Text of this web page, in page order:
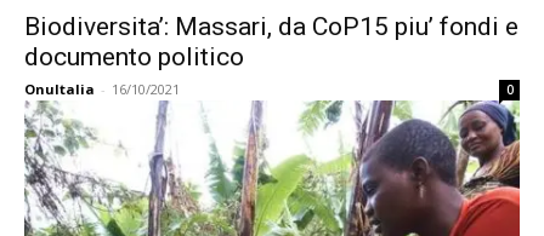
Biodiversita’: Massari, da CoP15 piu’ fondi e
documento politico
OnuItalia - 16/10/2021 0